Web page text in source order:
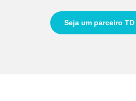
Seja um parceiro TD